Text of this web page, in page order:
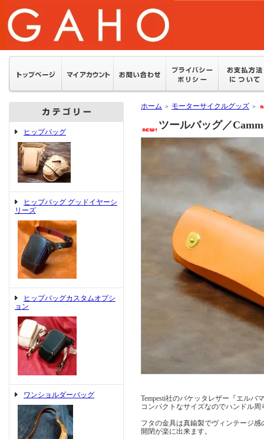
ヒップバッグ
ヒップバッグ グッドイヤーシ
リーズ
ヒップバッグカスタムオプシ
ョン
ワンショルダーバッグ
ホーム ＞ モーターサイクルグッズ ＞
ツールバッグ／
Tempesti社のバケッタレザー『エルバ
コンパクトなサイズなのでハンドル
フタの金具は真鍮製でヴィンテージ
開閉が楽に出来ます。